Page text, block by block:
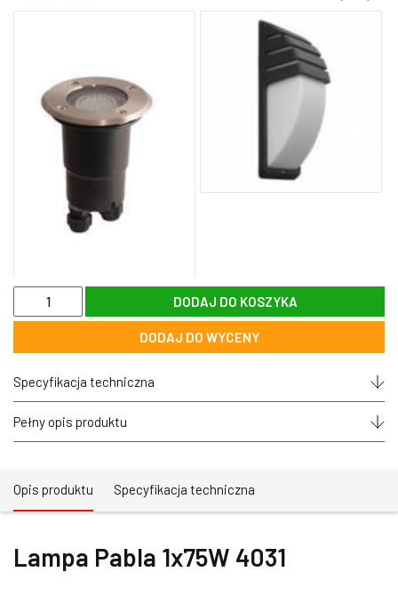
ilość
Lampa
Pabla
4031
DODAJ DO KOSZYKA
DODAJ DO WYCENY
Specyfikacja techniczna
Pełny opis produktu
Opis produktu Specyfikacja techniczna
Lampa Pabla 1x75W 4031